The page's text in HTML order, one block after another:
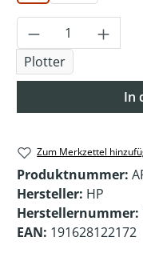
Produkt
Plotter
In
Zum Merkzettel
Produktnummer:
Hersteller: HP
Herstellernummer:
EAN: 191628122172